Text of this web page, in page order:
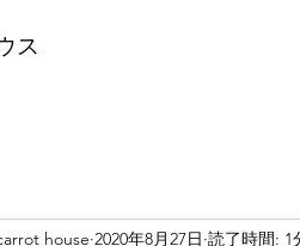
ス
house 2020年8月27日 読了時間: 1